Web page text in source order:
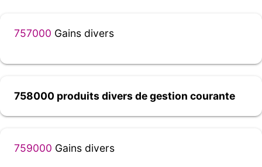
757000 Gains divers
758000 produits divers de gestion courante
759000 Gains divers